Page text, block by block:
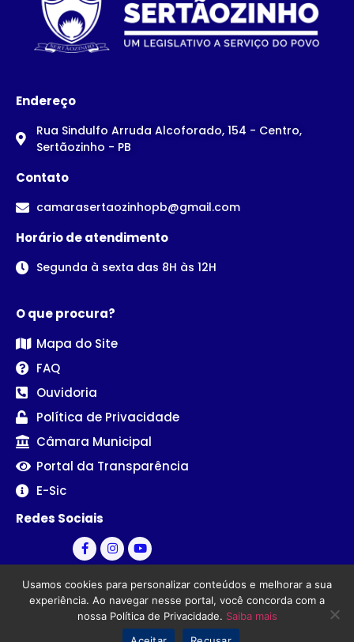
Endereço
Rua Sindulfo Arruda Alcoforado, 154 - Centro,
Sertãozinho - PB
Contato
camarasertaozinhopb@gmail.com
Horário de atendimento
Segunda à sexta das 8H às 12H
O que procura?
Mapa do Site
FAQ
Ouvidoria
Política de Privacidade
Câmara Municipal
Portal da Transparência
E-Sic
Redes Sociais
Usamos cookies para personalizar conteúdos e melhorar a sua
experiência. Ao navegar nesse portal, você concorda com a
nossa Política de Privacidade. Saiba mais